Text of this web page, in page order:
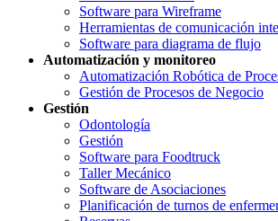
Software para Wireframe
Herramientas de comunicación
Software para diagrama de flujo
Automatización y monitoreo
Automatización Robótica de
Gestión de Procesos de Negocio
Gestión
Odontología
Gestión
Software para Foodtruck
Taller Mecánico
Software de Asociaciones
Planificación de turnos de